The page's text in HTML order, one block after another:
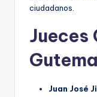
ciudadanos.
Jueces
Juan José